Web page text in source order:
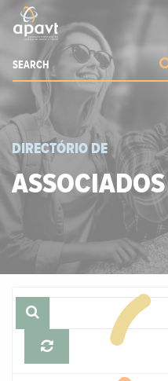
grow your business
DIRECTÓRIO DE
ASSOCIADOS